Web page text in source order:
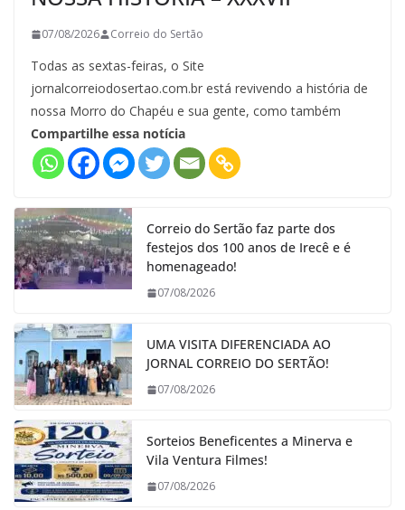
07/08/2026 Correio do Sertão
Todas as sextas-feiras, o Site
jornalcorreiodosertao.com.br está revivendo a história de
nossa Morro do Chapéu e sua gente, como também
Compartilhe essa notícia
Correio do Sertão faz parte dos
festejos dos 100 anos de Irecê e é
homenageado!
07/08/2026
UMA VISITA DIFERENCIADA AO
JORNAL CORREIO DO SERTÃO!
07/08/2026
Sorteios Beneficentes a Minerva e
Vila Ventura Filmes!
07/08/2026